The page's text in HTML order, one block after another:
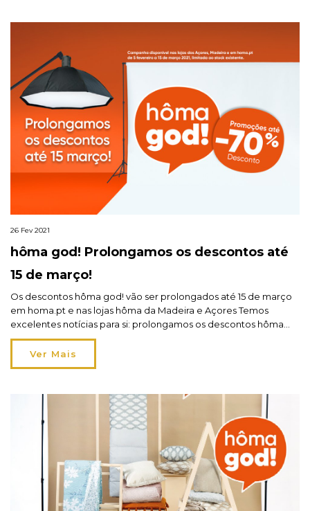
26 Fev 2021
hôma god! Prolongamos os descontos até
15 de março!
Os descontos hôma god! vão ser prolongados até 15 de março
em homa.pt e nas lojas hôma da Madeira e Açores Temos
excelentes notícias para si: prolongamos os descontos hôma
god! até 15 de março! Aproveite as oportunidades para TODA a
casa num prazo alargado e limitado ao stock existente! Os
descontos hôma god! continuam […]
Ver Mais